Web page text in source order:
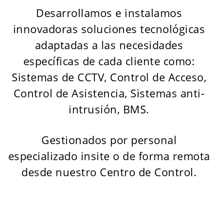
Desarrollamos e instalamos
innovadoras soluciones tecnológicas
adaptadas a las necesidades
específicas de cada cliente como:
Sistemas de CCTV, Control de Acceso,
Control de Asistencia, Sistemas anti-
intrusión, BMS.
Gestionados por personal
especializado insite o de forma remota
desde nuestro Centro de Control.